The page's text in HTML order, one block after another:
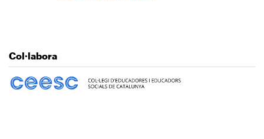
Col·labora
Immagine